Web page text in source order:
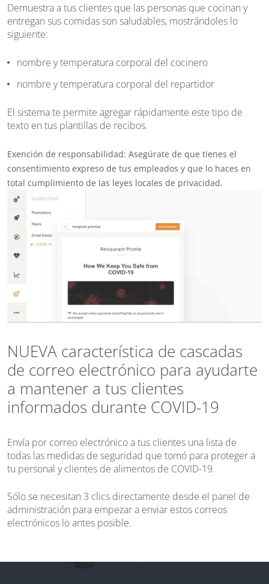
Demuestra a tus clientes que las personas que cocinan y
entregan sus comidas son saludables, mostrándoles lo
siguiente:
nombre y temperatura corporal del cocinero
nombre y temperatura corporal del repartidor
El sistema te permite agregar rápidamente este tipo de
texto en tus plantillas de recibos.
Exención de responsabilidad: Asegúrate de que tienes el
consentimiento expreso de tus empleados y que lo haces en
total cumplimiento de las leyes locales de privacidad.
NUEVA característica de cascadas
de correo electrónico para ayudarte
a mantener a tus clientes
informados durante COVID-19
Envía por correo electrónico a tus clientes una lista de
todas las medidas de seguridad que tomó para proteger a
tu personal y clientes de alimentos de COVID-19.
Sólo se necesitan 3 clics directamente desde el panel de
administración para empezar a enviar estos correos
electrónicos lo antes posible.